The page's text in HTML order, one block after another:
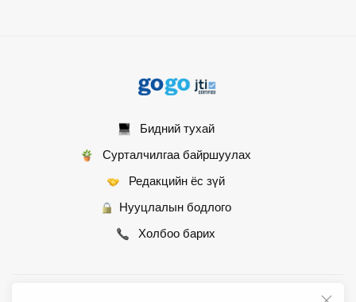
Бидний тухай
Сурталчилгаа байршуулах
Редакцийн ёс зүй
Нууцлалын бодлого
Холбоо барих